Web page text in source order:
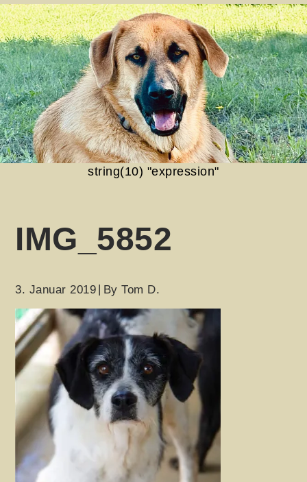
string(10) "expression"
IMG_5852
3. Januar 2019 ByTom D.